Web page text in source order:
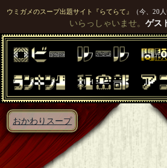
ウミガメのスープ出題サイト『らてらて』 （今、20
いらっしゃいませ。 ゲス
おかわりスープ